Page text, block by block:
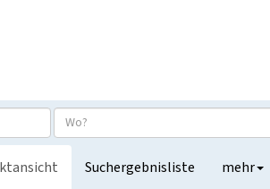
Suchergebnisliste mehr